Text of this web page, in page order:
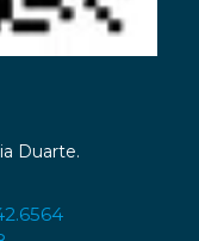
Duarte.